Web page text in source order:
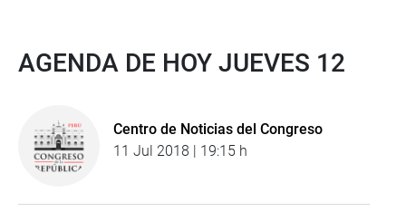
AGENDA DE HOY JUEVES 12
Centro de Noticias del Congreso
11 Jul 2018 | 19:15 h